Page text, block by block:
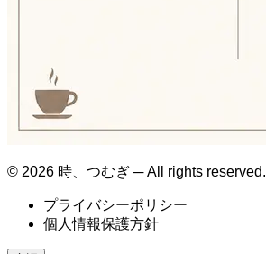
© 2026 時、つむぎ ─ All rights reserved.
プライバシーポリシー
個人情報保護方針